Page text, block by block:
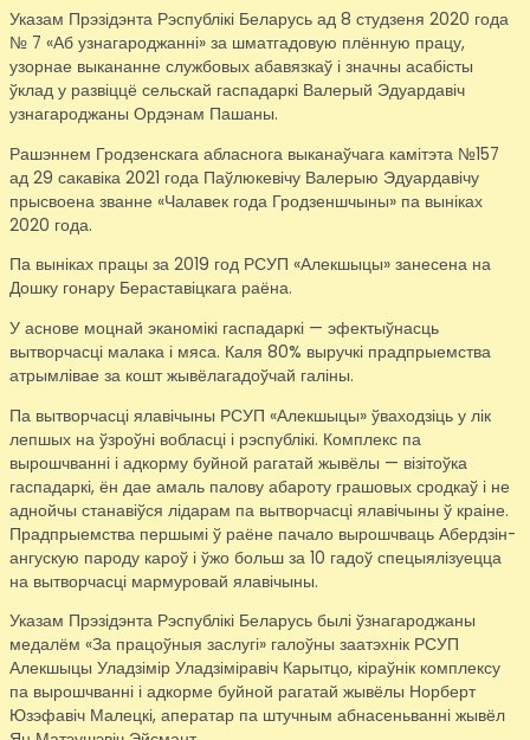
Указам Прэзідэнта Рэспублікі Беларусь ад 8 студзеня 2020 года
№ 7 «Аб узнагароджанні» за шматгадовую плённую працу,
узорнае выкананне службовых абавязкаў і значны асабісты
ўклад у развіццё сельскай гаспадаркі Валерый Эдуардавіч
узнагароджаны Ордэнам Пашаны.
Рашэннем Гродзенскага абласнога выканаўчага камітэта №157
ад 29 сакавіка 2021 года Паўлюкевічу Валерыю Эдуардавічу
прысвоена званне «Чалавек года Гродзеншчыны» па выніках
2020 года.
Па выніках працы за 2019 год РСУП «Алекшыцы» занесена на
Дошку гонару Бераставіцкага раёна.
У аснове моцнай эканомікі гаспадаркі — эфектыўнасць
вытворчасці малака і мяса. Каля 80% выручкі прадпрыемства
атрымлівае за кошт жывёлагадоўчай галіны.
Па вытворчасці ялавічыны РСУП «Алекшыцы» ўваходзіць у лік
лепшых на ўзроўні вобласці і рэспублікі. Комплекс па
вырошчванні і адкорму буйной рагатай жывёлы — візітоўка
гаспадаркі, ён дае амаль палову абароту грашовых сродкаў і не
аднойчы станавіўся лідарам па вытворчасці ялавічыны ў краіне.
Прадпрыемства першымі ў раёне пачало вырошчваць Абердзін-
ангускую пароду кароў і ўжо больш за 10 гадоў спецыялізуецца
на вытворчасці мармуровай ялавічыны.
Указам Прэзідэнта Рэспублікі Беларусь былі ўзнагароджаны
медалём «За працоўныя заслугі» галоўны заатэхнік РСУП
Алекшыцы Уладзімір Уладзіміравіч Карытцо, кіраўнік комплексу
па вырошчванні і адкорме буйной рагатай жывёлы Норберт
Юзэфавіч Малецкі, аператар па штучным абнасеньванні жывёл